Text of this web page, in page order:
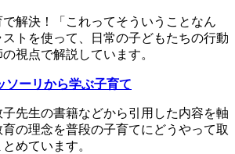
解決！「これってそういうことなん
トを使って、日常の子どもたちの行動
視点で解説しています。
ソーリから学ぶ子育て
先生の書籍などから引用した内容を軸
の理念を普段の子育てにどうやって取
めています。